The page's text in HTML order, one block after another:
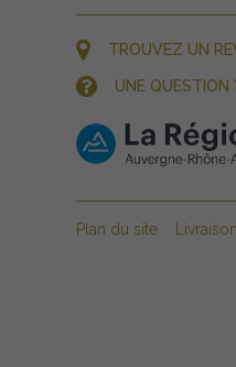
TROUVEZ UN
UNE QUESTION
Plan du site Livraison